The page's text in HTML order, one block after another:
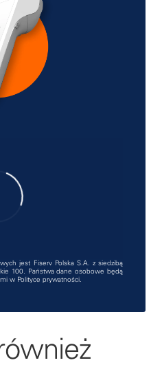
jest Fiserv Polska S.A. z siedzibą
100. Państwa dane osobowe będą
w Polityce prywatności.